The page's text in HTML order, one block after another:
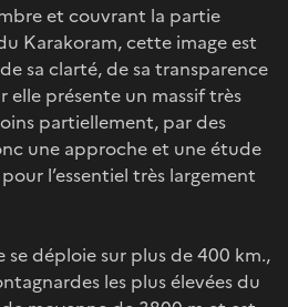
et couvrant la partie
Karakoram, cette image est
sa clarté, de sa transparence
elle présente un massif très
partiellement, par des
une approche et une étude
l’essentiel très largement
déploie sur plus de 400 km.,
les plus élevées du